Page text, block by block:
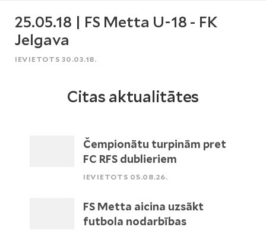
25.05.18 | FS Metta U-18 - FK
Jelgava
IEVIETOTS 30.03.18.
Citas aktualitātes
Čempionātu turpinām pret
FC RFS dublieriem
IEVIETOTS 05.08.26.
FS Metta aicina uzsākt
futbola nodarbības